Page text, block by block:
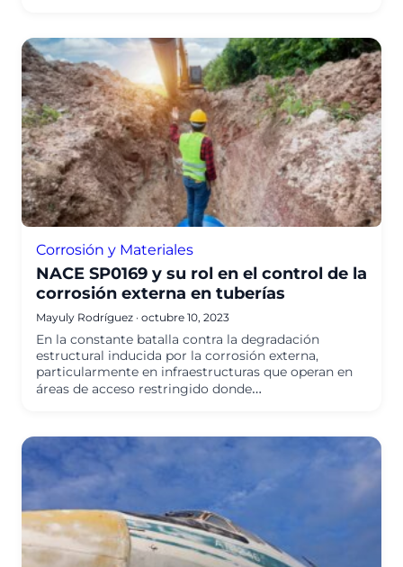
Corrosión y Materiales
NACE SP0169 y su rol en el control de la
corrosión externa en tuberías
Mayuly Rodríguez · octubre 10, 2023
En la constante batalla contra la degradación
estructural inducida por la corrosión externa,
particularmente en infraestructuras que operan en
áreas de acceso restringido donde…